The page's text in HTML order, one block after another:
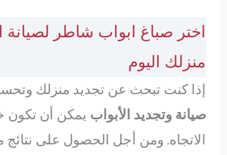
اختر صباغ ابواب شاطر لصيانة
منزلك اليوم
إذا كنت تبحث عن تجديد منزلك
صيانة وتجديد الأبواب يمكن أن تكون
الاتجاه. ومن أجل الحصول على نتائج